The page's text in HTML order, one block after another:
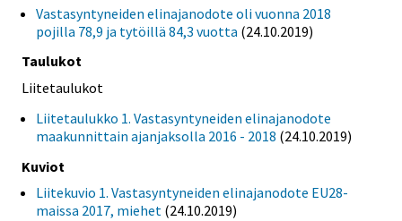
Vastasyntyneiden elinajanodote oli vuonna 2018
pojilla 78,9 ja tytöillä 84,3 vuotta (24.10.2019)
Taulukot
Liitetaulukot
Liitetaulukko 1. Vastasyntyneiden elinajanodote
maakunnittain ajanjaksolla 2016 - 2018 (24.10.2019)
Kuviot
Liitekuvio 1. Vastasyntyneiden elinajanodote EU28-
maissa 2017, miehet (24.10.2019)